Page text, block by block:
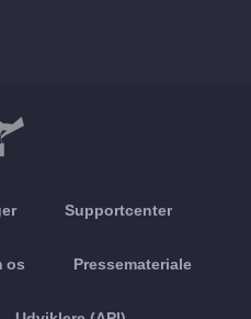
Supportcenter
os Pressemateriale